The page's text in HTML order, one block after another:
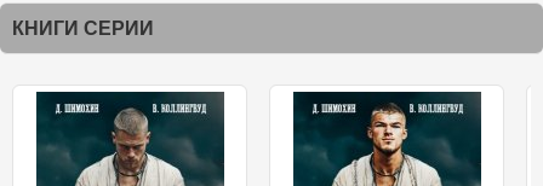
КНИГИ СЕРИИ